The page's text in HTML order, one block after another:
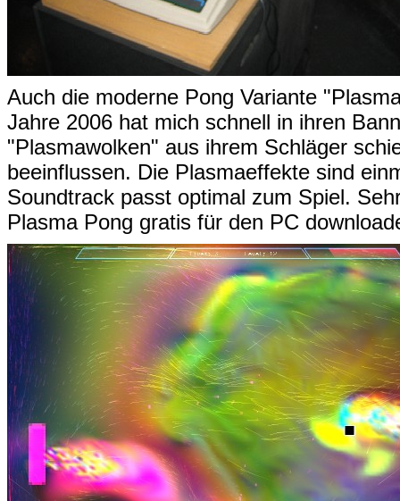
Auch die moderne Pong Variante
Jahre 2006 hat mich schnell in ihren
"Plasmawolken" aus ihrem Schläger
beeinflussen. Die Plasmaeffekte sind
Soundtrack passt optimal zum Spiel.
Plasma Pong gratis für den PC